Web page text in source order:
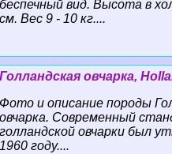
беспечный вид. Высота в
см. Вес 9 - 10 кг....
Голландская овчарка,
Фото и описание породы
овчарка. Современный
голландской овчарки был
1960 году....